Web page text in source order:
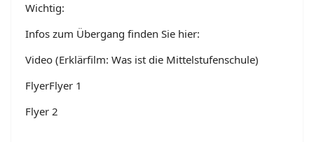
Wichtig:
Infos zum Übergang finden Sie hier:
Video (Erklärfilm: Was ist die Mittelstufenschule)
FlyerFlyer 1
Flyer 2